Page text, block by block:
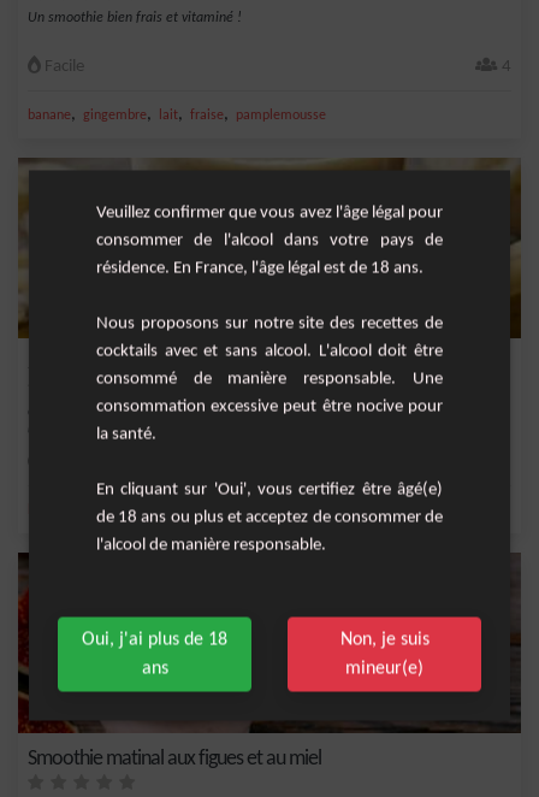
Un smoothie bien frais et vitaminé !
Facile 4
banane, gingembre, lait, fraise, pamplemousse
Smoothie Banane et Miel
Ce smoothie banane et miel est un délice simple et rapide à préparer, idéal pour
miel,lait ,mûre ,vanille
Smoothie matinal aux figues et au miel
Veuillez confirmer que vous avez l'âge légal pour
consommer de l'alcool dans votre pays de
résidence. En France, l'âge légal est de 18 ans.
Nous proposons sur notre site des recettes de
cocktails avec et sans alcool. L'alcool doit être
consommé de manière responsable. Une
consommation excessive peut être nocive pour
la santé.
En cliquant sur 'Oui', vous certifiez être âgé(e)
de 18 ans ou plus et acceptez de consommer de
l'alcool de manière responsable.
Oui, j'ai plus de 18
ans
Non, je suis
mineur(e)